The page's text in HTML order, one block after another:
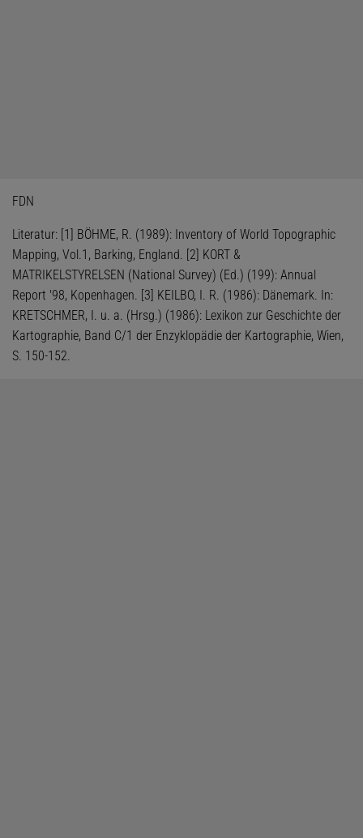
FDN
Literatur: [1] BÖHME, R. (1989): Inventory of World Topographic
Mapping, Vol.1, Barking, England. [2] KORT &
MATRIKELSTYRELSEN (National Survey) (Ed.) (199): Annual
Report '98, Kopenhagen. [3] KEILBO, I. R. (1986): Dänemark. In:
KRETSCHMER, I. u. a. (Hrsg.) (1986): Lexikon zur Geschichte der
Kartographie, Band C/1 der Enzyklopädie der Kartographie, Wien,
S. 150-152.